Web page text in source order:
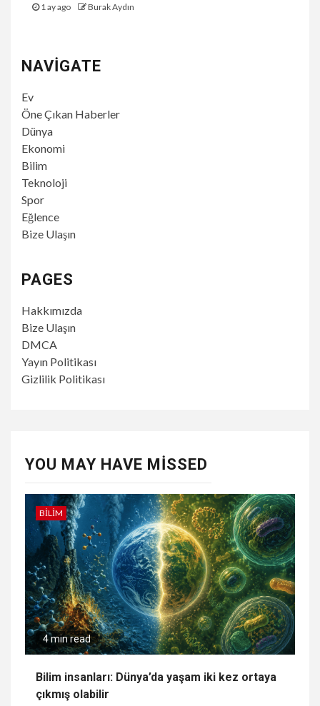
1 ay ago Burak Aydın
NAVIGATE
Ev
Öne Çıkan Haberler
Dünya
Ekonomi
Bilim
Teknoloji
Spor
Eğlence
Bize Ulaşın
PAGES
Hakkımızda
Bize Ulaşın
DMCA
Yayın Politikası
Gizlilik Politikası
YOU MAY HAVE MISSED
BILIM
4 min read
Bilim insanları: Dünya’da yaşam iki kez ortaya
çıkmış olabilir